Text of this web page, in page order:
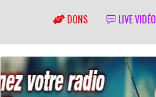
DONS LIVE VIDÉO